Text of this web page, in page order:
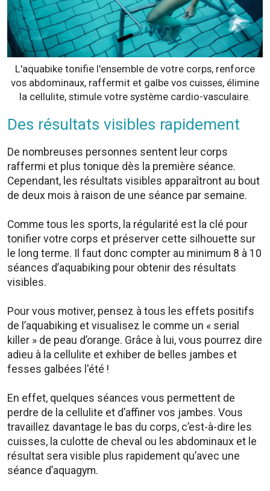
L'aquabike tonifie l'ensemble de votre corps, renforce
vos abdominaux, raffermit et galbe vos cuisses, élimine
la cellulite, stimule votre système cardio-vasculaire.
Des résultats visibles rapidement
De nombreuses personnes sentent leur corps
raffermi et plus tonique dès la première séance.
Cependant, les résultats visibles apparaîtront au bout
de deux mois à raison de une séance par semaine.
Comme tous les sports, la régularité est la clé pour
tonifier votre corps et préserver cette silhouette sur
le long terme. Il faut donc compter au minimum 8 à 10
séances d’aquabiking pour obtenir des résultats
visibles.
Pour vous motiver, pensez à tous les effets positifs
de l’aquabiking et visualisez le comme un « serial
killer » de peau d’orange. Grâce à lui, vous pourrez dire
adieu à la cellulite et exhiber de belles jambes et
fesses galbées l'été !
En effet, quelques séances vous permettent de
perdre de la cellulite et d’affiner vos jambes. Vous
travaillez davantage le bas du corps, c’est-à-dire les
cuisses, la culotte de cheval ou les abdominaux et le
résultat sera visible plus rapidement qu’avec une
séance d’aquagym.